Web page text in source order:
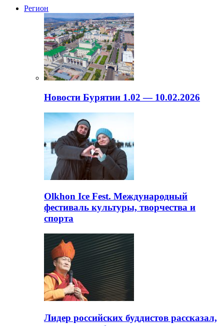
Регион
Новости Бурятии 1.02 — 10.02.2026
Olkhon Ice Fest. Международный
фестиваль культуры, творчества и
спорта
Лидер российских буддистов рассказал,